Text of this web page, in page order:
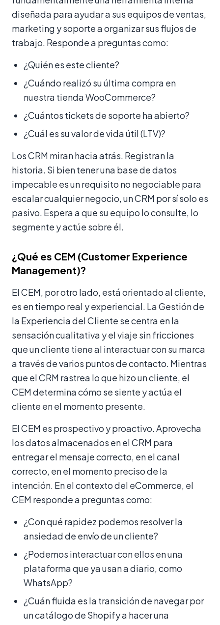
diseñada para ayudar a sus equipos de ventas,
marketing y soporte a organizar sus flujos de
trabajo. Responde a preguntas como:
¿Quién es este cliente?
¿Cuándo realizó su última compra en
nuestra tienda WooCommerce?
¿Cuántos tickets de soporte ha abierto?
¿Cuál es su valor de vida útil (LTV)?
Los CRM miran hacia atrás. Registran la
historia. Si bien tener una base de datos
impecable es un requisito no negociable para
escalar cualquier negocio, un CRM por sí solo es
pasivo. Espera a que su equipo lo consulte, lo
segmente y actúe sobre él.
¿Qué es CEM (Customer Experience
Management)?
El CEM, por otro lado, está orientado al cliente,
es en tiempo real y experiencial. La Gestión de
la Experiencia del Cliente se centra en la
sensación cualitativa y el viaje sin fricciones
que un cliente tiene al interactuar con su marca
a través de varios puntos de contacto. Mientras
que el CRM rastrea lo que hizo un cliente, el
CEM determina cómo se siente y actúa el
cliente en el momento presente.
El CEM es prospectivo y proactivo. Aprovecha
los datos almacenados en el CRM para
entregar el mensaje correcto, en el canal
correcto, en el momento preciso de la
intención. En el contexto del eCommerce, el
CEM responde a preguntas como:
¿Con qué rapidez podemos resolver la
ansiedad de envío de un cliente?
¿Podemos interactuar con ellos en una
plataforma que ya usan a diario, como
WhatsApp?
¿Cuán fluida es la transición de navegar por
un catálogo de Shopify a hacer una